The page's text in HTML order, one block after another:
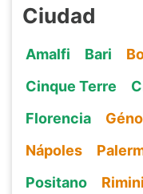
Ciudad
Amalfi Bari
Cinque Terre
Florencia
Nápoles
Positano
Rimini